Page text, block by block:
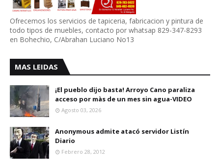
Ofrecemos los servicios de tapiceria, fabricacion y pintura de
todo tipos de muebles, contacto por whatsap 829-347-8293
en Bohechio, C/Abrahan Luciano No13
MAS LEIDAS
¡El pueblo dijo basta! Arroyo Cano paraliza
acceso por màs de un mes sin agua-VIDEO
Agosto 03, 2026
Anonymous admite atacó servidor Listín
Diario
Febrero 28, 2012